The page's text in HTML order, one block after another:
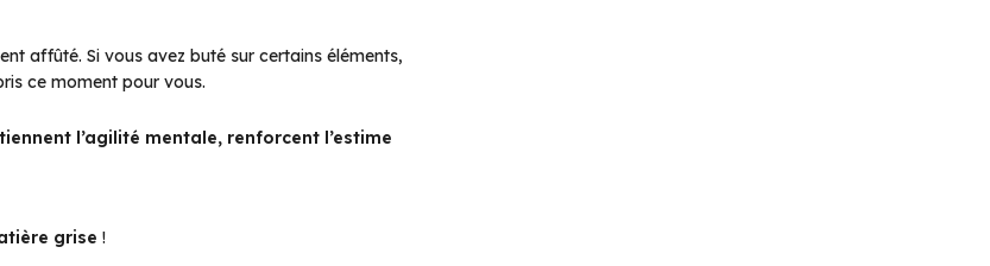
affûté. Si vous avez buté sur certains éléments,
ce moment pour vous.
l’agilité mentale, renforcent l’estime
grise !